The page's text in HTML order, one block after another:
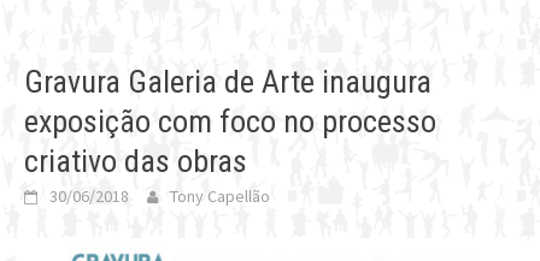
Gravura Galeria de Arte inaugura
exposição com foco no processo
criativo das obras
30/06/2018 Tony Capellão